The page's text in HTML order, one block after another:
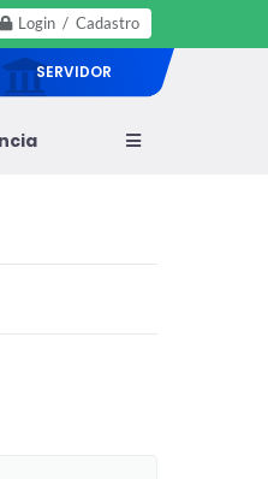
Login / Cadastro
SERVIDOR